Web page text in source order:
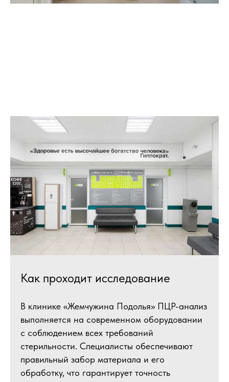
Как проходит исследование
В клинике «Жемчужина Подолья» ПЦР-анализ
выполняется на современном оборудовании
с соблюдением всех требований
стерильности. Специалисты обеспечивают
правильный забор материала и его
обработку, что гарантирует точность